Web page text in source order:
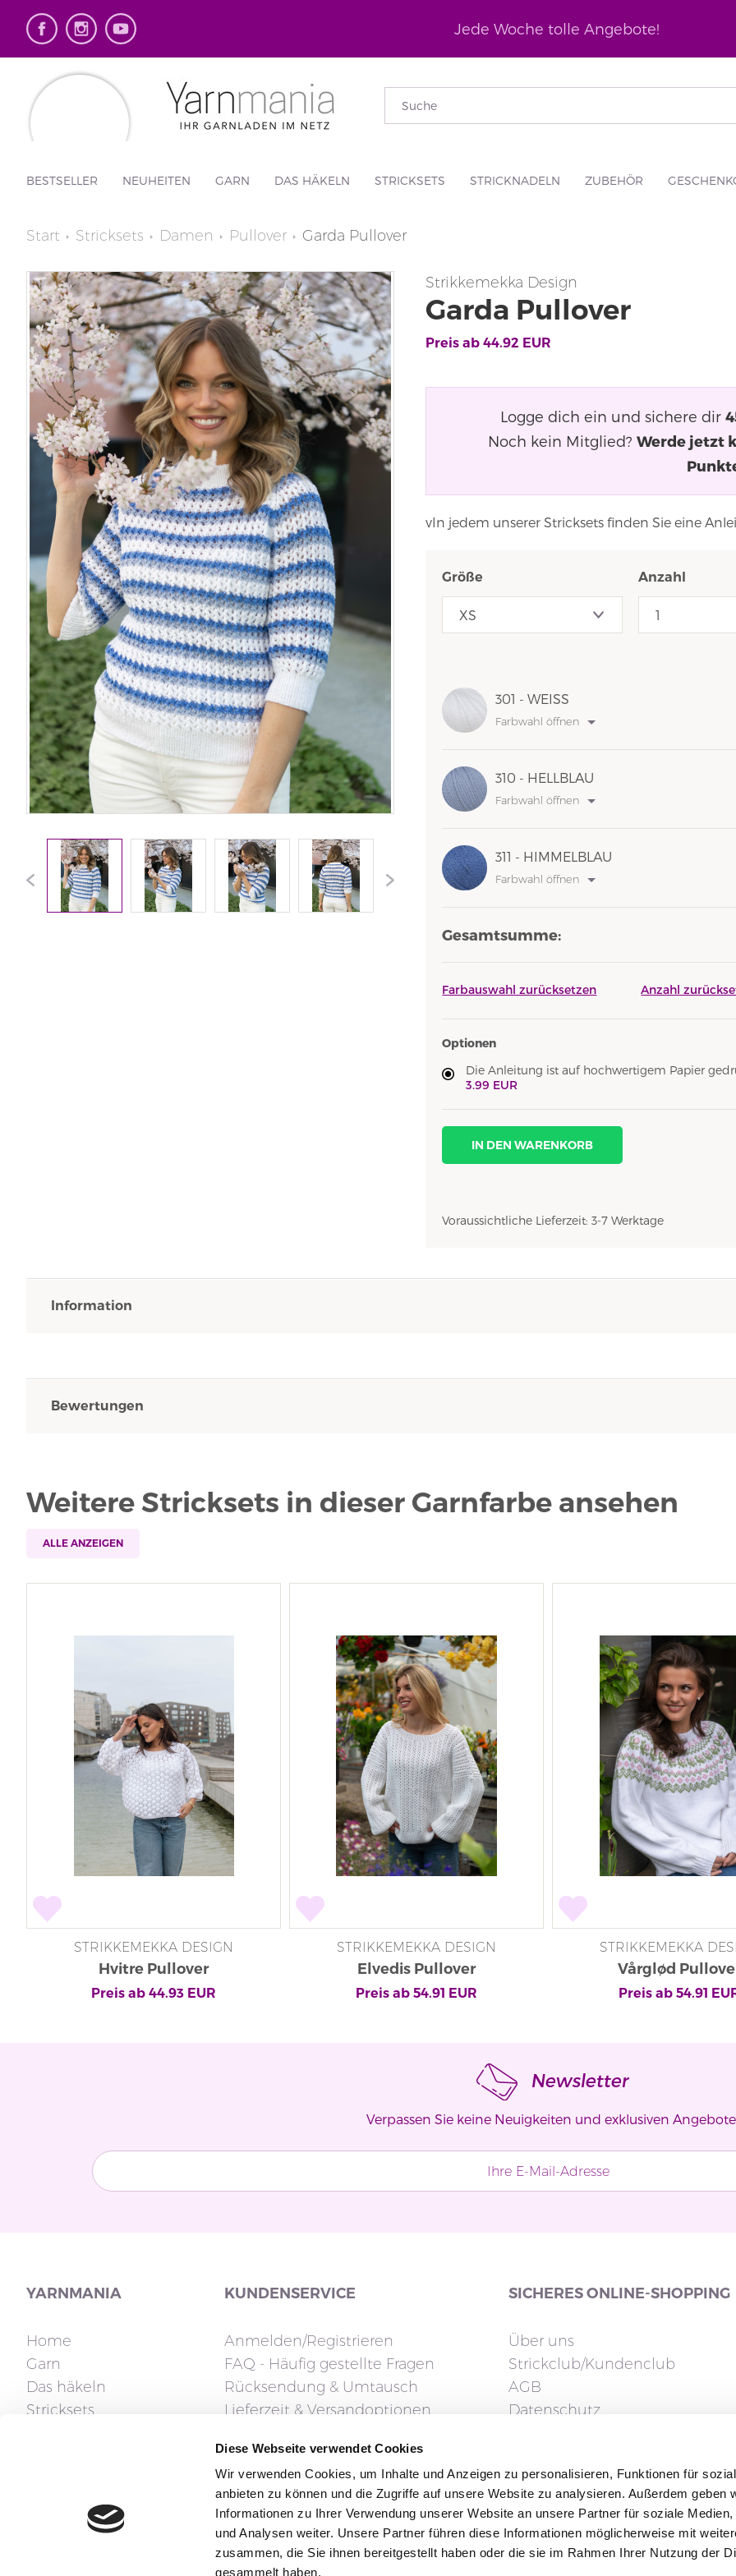
Diese Webseite verwendet Cookies
Wir verwenden Cookies, um Inhalte und Anzeigen zu personalisieren, Funktionen für
anbieten zu können und die Zugriffe auf unsere Website zu analysieren. Außerdem geben
Informationen zu Ihrer Verwendung unserer Website an unsere Partner für soziale Medien,
und Analysen weiter. Unsere Partner führen diese Informationen möglicherweise mit
zusammen, die Sie ihnen bereitgestellt haben oder die sie im Rahmen Ihrer Nutzung der
gesammelt haben.
Jede Woche tolle Angebote!
BESTSELLER NEUHEITEN GARN DAS HÄKELN STRICKSETS STRICKNADELN ZUBEHÖR
Start Stricksets Damen Pullover Garda Pullover
Strikkemekka Design
Garda Pullover
Preis ab 44.92 EUR
Logge dich ein und sichere dir
Noch kein Mitglied?Werde jetzt
vIn jedem unserer Stricksets finden Sie eine
Größe Anzahl
301 - WEISS
Farbwahl öffnen
310 - HELLBLAU
Farbwahl öffnen
311 - HIMMELBLAU
Farbwahl öffnen
Gesamtsumme:
Farbauswahl zurücksetzen Anzahl
Optionen
Die Anleitung ist auf hochwertigem Papier
3.99 EUR
IN DEN WARENKORB
Voraussichtliche Lieferzeit: 3-7 Werktage
Information
Bewertungen
Weitere Stricksets in dieser Garnfarbe ansehen
ALLE ANZEIGEN
STRIKKEMEKKA DESIGN
Hvitre Pullover
Preis ab 44.93 EUR
STRIKKEMEKKA DESIGN
Elvedis Pullover
Preis ab 54.91 EUR
STRIKKEMEKKA
Vårglød
Preis ab 54.91
Newsletter
Verpassen Sie keine Neuigkeiten und exklusiven
YARNMANIA
Home
Garn
Das häkeln
Stricksets
KUNDENSERVICE
Anmelden/Registrieren
FAQ - Häufig gestellte Fragen
Rücksendung & Umtausch
Lieferzeit & Versandoptionen
Klarna FAQ
Reklamation und
Widerrufsrecht
Betriebslage
Kontakt
SICHERES ONLINE-SHOPPING
Über uns
Strickclub/Kundenclub
AGB
Datenschutz